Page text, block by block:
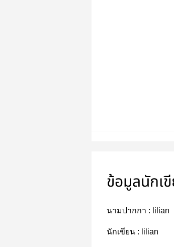
ข้อมูลนักเ
นามปากกา : lilian
นักเขียน : lilian